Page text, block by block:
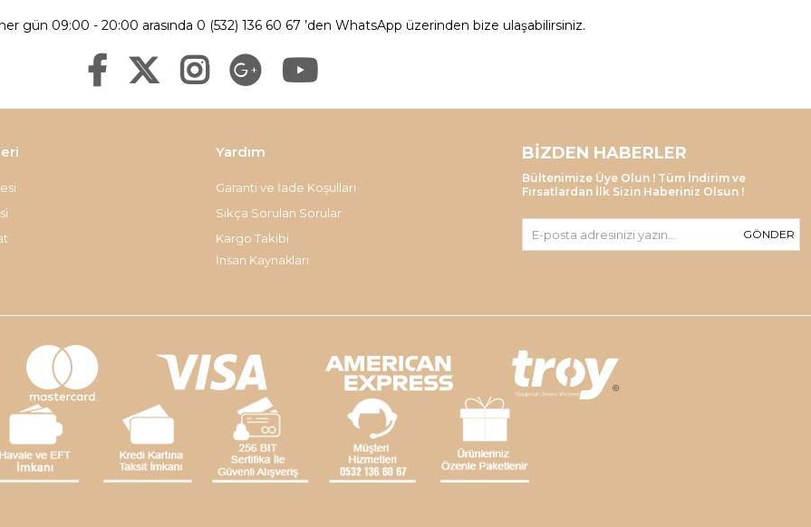
gün 09:00 - 20:00 arasında 0 (532) 136 60 67 ’den WhatsApp üzerinden bize ulaşabilirsiniz.
Yardım
Garanti ve İade Koşulları
Sıkça Sorulan Sorular
Kargo Takibi
İnsan Kaynakları
BIZDEN HABERLER
Bültenimize Üye Olun ! Tüm İndirim ve
Fırsatlardan İlk Sizin Haberiniz Olsun !
GÖNDER